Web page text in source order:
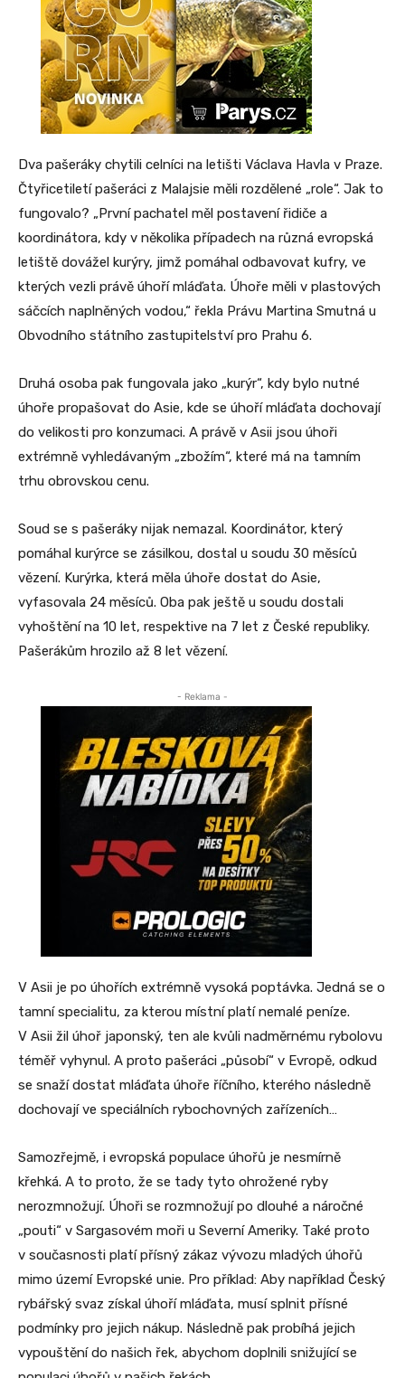
Dva pašeráky chytili celníci na letišti Václava Havla v Praze.
Čtyřicetiletí pašeráci z Malajsie měli rozdělené „role“. Jak to
fungovalo? „První pachatel měl postavení řidiče a
koordinátora, kdy v několika případech na různá evropská
letiště dovážel kurýry, jimž pomáhal odbavovat kufry, ve
kterých vezli právě úhoří mláďata. Úhoře měli v plastových
sáčcích naplněných vodou,“ řekla Právu Martina Smutná u
Obvodního státního zastupitelství pro Prahu 6.
Druhá osoba pak fungovala jako „kurýr“, kdy bylo nutné
úhoře propašovat do Asie, kde se úhoří mláďata dochovají
do velikosti pro konzumaci. A právě v Asii jsou úhoři
extrémně vyhledávaným „zbožím“, které má na tamním
trhu obrovskou cenu.
Soud se s pašeráky nijak nemazal. Koordinátor, který
pomáhal kurýrce se zásilkou, dostal u soudu 30 měsíců
vězení. Kurýrka, která měla úhoře dostat do Asie,
vyfasovala 24 měsíců. Oba pak ještě u soudu dostali
vyhoštění na 10 let, respektive na 7 let z České republiky.
Pašerákům hrozilo až 8 let vězení.
- Reklama -
V Asii je po úhořích extrémně vysoká poptávka. Jedná se o
tamní specialitu, za kterou místní platí nemalé peníze.
V Asii žil úhoř japonský, ten ale kvůli nadměrnému rybolovu
téměř vyhynul. A proto pašeráci „působí“ v Evropě, odkud
se snaží dostat mláďata úhoře říčního, kterého následně
dochovají ve speciálních rybochovných zařízeních…
Samozřejmě, i evropská populace úhořů je nesmírně
křehká. A to proto, že se tady tyto ohrožené ryby
nerozmnožují. Úhoři se rozmnožují po dlouhé a náročné
„pouti“ v Sargasovém moři u Severní Ameriky. Také proto
v současnosti platí přísný zákaz vývozu mladých úhořů
mimo území Evropské unie. Pro příklad: Aby například Český
rybářský svaz získal úhoří mláďata, musí splnit přísné
podmínky pro jejich nákup. Následně pak probíhá jejich
vypouštění do našich řek, abychom doplnili snižující se